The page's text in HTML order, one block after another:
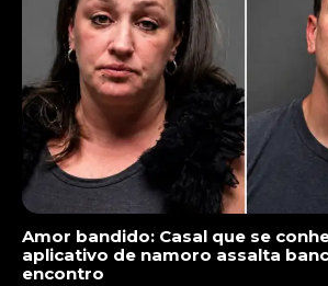
Amor bandido: Casal que se
aplicativo de namoro assalta
encontro